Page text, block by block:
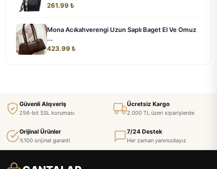
261.99 ₺
Mona Acıkahverengi Uzun Saplı Baget El Ve Omuz
...
423.99 ₺
Güvenli Alışveriş
256-bit SSL koruması
Ücretsiz Kargo
2.000 TL üzeri siparişlerde
Orijinal Ürünler
%100 orijinal garanti
7/24 Destek
Her zaman yanınızdayız